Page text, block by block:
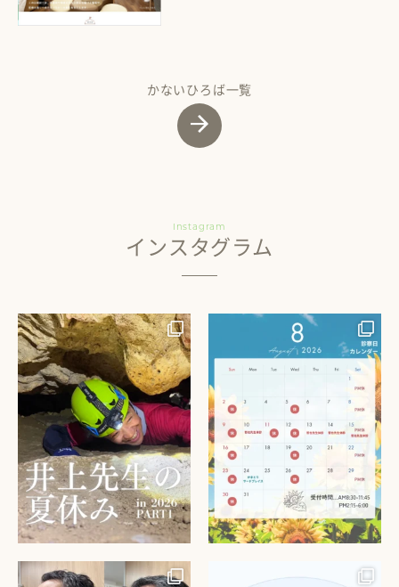
かないひろば一覧
Instagram
インスタグラム